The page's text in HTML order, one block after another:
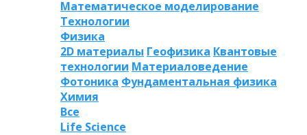
Математическое моделирование
Технологии
Физика
2D материалы Геофизика Квантовые
технологии Материаловедение
Фотоника Фундаментальная физика
Химия
Все
Life Science